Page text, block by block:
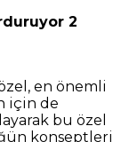
en önemli
için de
bu özel
konseptleri